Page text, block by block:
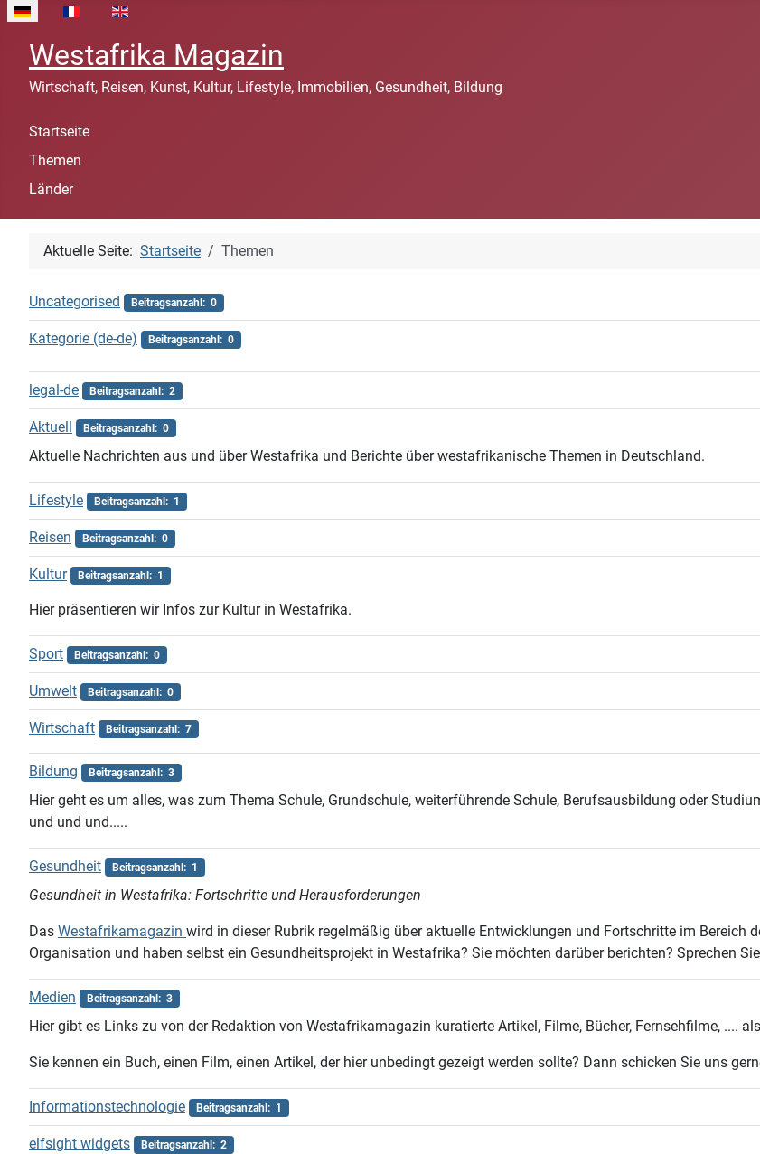
Sprache auswählen
Westafrika Magazin
Wirtschaft, Reisen, Kunst, Kultur, Lifestyle, Immobilien, Gesundheit, Bildung
Startseite
Themen
Länder
Aktuelle Seite: Startseite Themen
Uncategorised Beitragsanzahl: 0
Kategorie (de-de) Beitragsanzahl: 0
legal-de Beitragsanzahl: 2
Aktuell Beitragsanzahl: 0
Aktuelle Nachrichten aus und über Westafrika und Berichte über westafrikanische Themen in Deutschland.
Lifestyle Beitragsanzahl: 1
Reisen Beitragsanzahl: 0
Kultur Beitragsanzahl: 1
Hier präsentieren wir Infos zur Kultur in Westafrika.
Sport Beitragsanzahl: 0
Umwelt Beitragsanzahl: 0
Wirtschaft Beitragsanzahl: 7
Bildung Beitragsanzahl: 3
Hier geht es um alles, was zum Thema Schule, Grundschule, weiterführende Schule, Berufsausbildung oder
und und und.....
Gesundheit Beitragsanzahl: 1
Gesundheit in Westafrika: Fortschritte und Herausforderungen
Das Westafrikamagazin wird in dieser Rubrik regelmäßig über aktuelle Entwicklungen und Fortschritte im Bereich
Organisation und haben selbst ein Gesundheitsprojekt in Westafrika? Sie möchten darüber berichten? Sprechen
Medien Beitragsanzahl: 3
Hier gibt es Links zu von der Redaktion von Westafrikamagazin kuratierte Artikel, Filme, Bücher, Fernsehfilme, ....
Sie kennen ein Buch, einen Film, einen Artikel, der hier unbedingt gezeigt werden sollte? Dann schicken Sie uns
Informationstechnologie Beitragsanzahl: 1
elfsight widgets Beitragsanzahl: 2